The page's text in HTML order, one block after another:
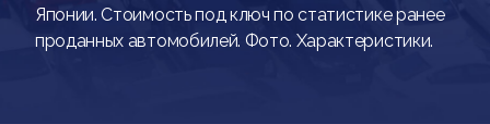
Японии. Стоимость под ключ по статистике ранее
проданных автомобилей. Фото. Характеристики.